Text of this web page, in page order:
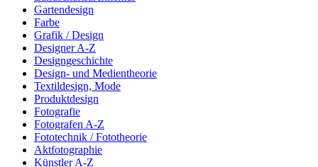
Gartendesign
Farbe
Grafik / Design
Designer A-Z
Designgeschichte
Design- und Medientheorie
Textildesign, Mode
Produktdesign
Fotografie
Fotografen A-Z
Fototechnik / Fototheorie
Aktfotographie
Künstler A-Z